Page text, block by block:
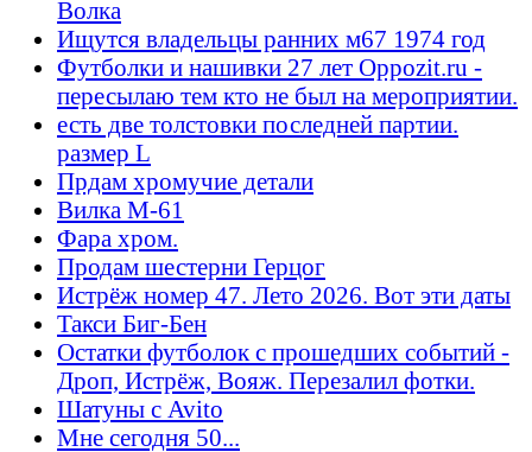
Волка
Ищутся владельцы ранних м67 1974 год
Футболки и нашивки 27 лет Oppozit.ru -
пересылаю тем кто не был на мероприятии.
есть две толстовки последней партии.
размер L
Прдам хромучие детали
Вилка М-61
Фара хром.
Продам шестерни Герцог
Истрёж номер 47. Лето 2026. Вот эти даты
Такси Биг-Бен
Остатки футболок с прошедших событий -
Дроп, Истрёж, Вояж. Перезалил фотки.
Шатуны с Avito
Мне сегодня 50...